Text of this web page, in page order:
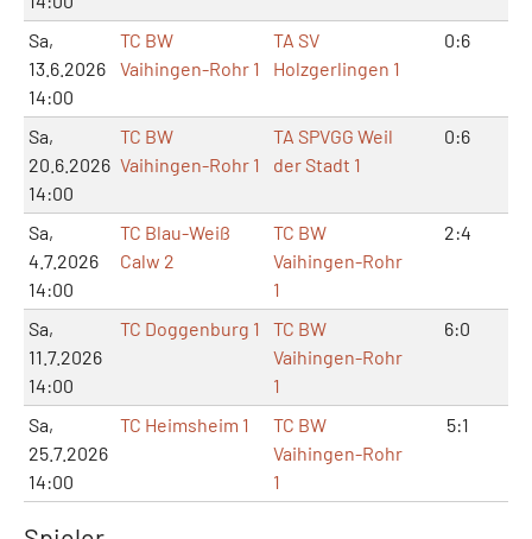
Sa,
13.6.2026
14:00
TC BW
Vaihingen-Rohr 1
TA SV
Holzgerlingen 1
0:6
Sa,
20.6.2026
14:00
TC BW
Vaihingen-Rohr 1
TA SPVGG Weil
der Stadt 1
0:6
Sa,
4.7.2026
14:00
TC Blau-Weiß
Calw 2
TC BW
Vaihingen-Rohr
1
2:4
Sa,
11.7.2026
14:00
TC Doggenburg 1
TC BW
Vaihingen-Rohr
1
6:0
Sa,
25.7.2026
14:00
TC Heimsheim 1
TC BW
Vaihingen-Rohr
1
5:1